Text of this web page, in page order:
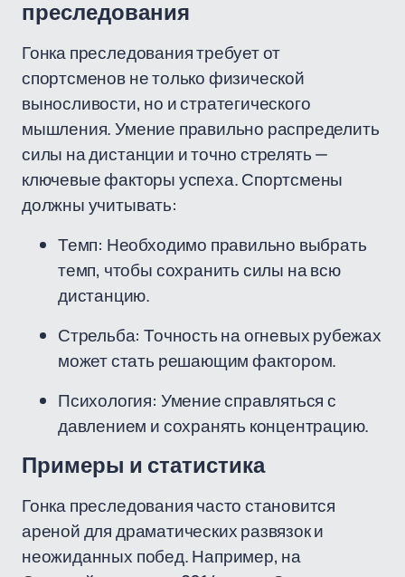
преследования
Гонка преследования требует от
спортсменов не только физической
выносливости, но и стратегического
мышления. Умение правильно распределить
силы на дистанции и точно стрелять —
ключевые факторы успеха. Спортсмены
должны учитывать:
Темп: Необходимо правильно выбрать
темп, чтобы сохранить силы на всю
дистанцию.
Стрельба: Точность на огневых рубежах
может стать решающим фактором.
Психология: Умение справляться с
давлением и сохранять концентрацию.
Примеры и статистика
Гонка преследования часто становится
ареной для драматических развязок и
неожиданных побед. Например, на